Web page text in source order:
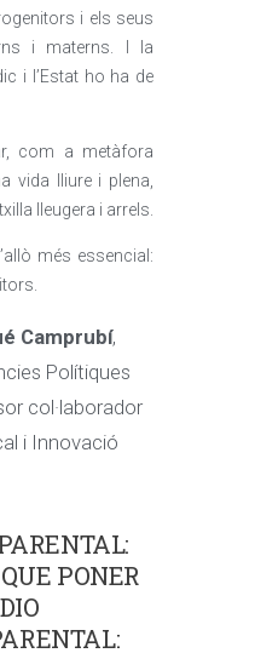
i els seus
i materns. I la
i l’Estat ho ha de
com a metàfora
vida lliure i plena,
lleugera i arrels.
més essencial:
Camprubí,
Polítiques
col·laborador
i Innovació
PONER